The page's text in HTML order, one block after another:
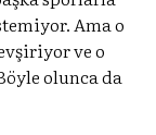
Ama o
ve o
olunca da